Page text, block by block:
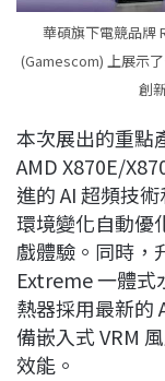
華碩旗下電競品牌
(Gamescom) 上展示
創
本次展出的重點
AMD X870E/
進的 AI 超頻技
環境變化自動優
戲體驗。同時，
Extreme 一體式
熱器採用最新的
備嵌入式 VRM
效能。